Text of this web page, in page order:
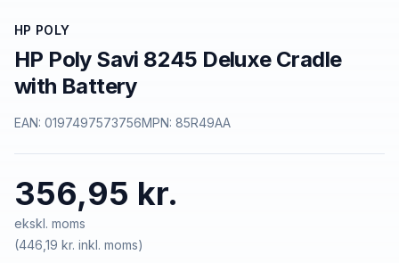
HP POLY
HP Poly Savi 8245 Deluxe Cradle
with Battery
EAN: 0197497573756MPN: 85R49AA
356,95 kr.
ekskl. moms
(446,19 kr. inkl. moms)